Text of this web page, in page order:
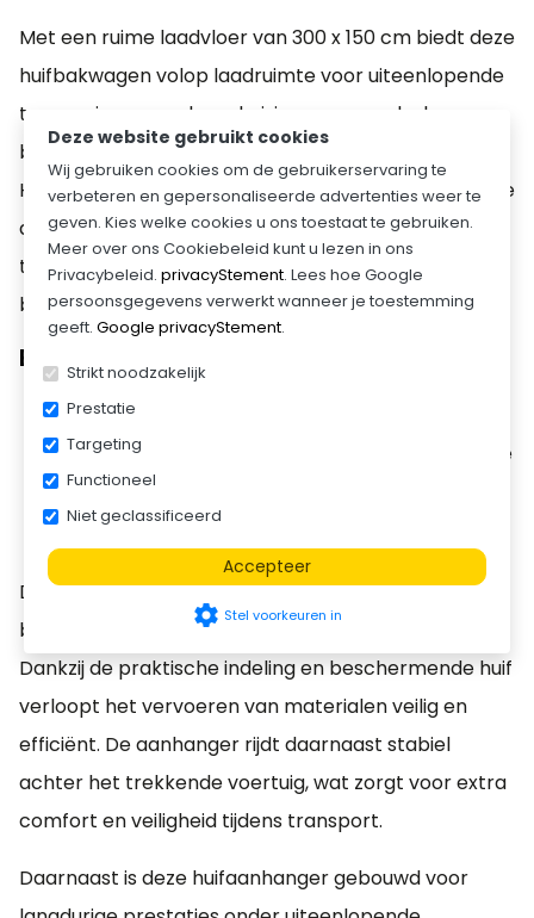
Met een ruime laadvloer van 300 x 150 cm biedt deze
huifbakwagen volop laadruimte voor uiteenlopende
toepassingen, zoals verhuizingen, gereedschap,
bouwmaterialen, pakketten en algemeen transport.
Het maximale totaalgewicht van 1350 kg maakt deze
aanhanger geschikt voor middelzware
transporttaken, terwijl de huif zorgt voor extra
bescherming tegen regen, vuil en wind.
Belangrijkste kenmerken:
Ruime laadvloer van 300 x 150 cm
Huifopbouw voor optimale bescherming van de
lading
Stabiele en veilige wegligging
De Hapert Huif Bakwagen staat bekend om zijn
betrouwbare rijgedrag en hoge gebruiksgemak.
Dankzij de praktische indeling en beschermende huif
verloopt het vervoeren van materialen veilig en
efficiënt. De aanhanger rijdt daarnaast stabiel
achter het trekkende voertuig, wat zorgt voor extra
comfort en veiligheid tijdens transport.
Daarnaast is deze huifaanhanger gebouwd voor
Deze website gebruikt cookies
Wij gebruiken cookies om de gebruikerservaring te
verbeteren en gepersonaliseerde advertenties weer te
geven. Kies welke cookies u ons toestaat te gebruiken.
Meer over ons Cookiebeleid kunt u lezen in ons
Privacybeleid. privacyStement. Lees hoe Google
persoonsgegevens verwerkt wanneer je toestemming
geeft. Google privacyStement.
Strikt noodzakelijk
Prestatie
Targeting
Functioneel
Niet geclassificeerd
Accepteer
settings Stel voorkeuren in